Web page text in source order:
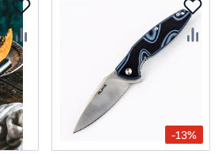
-13%